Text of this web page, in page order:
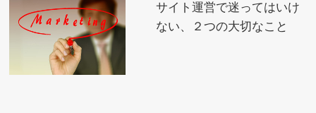
サイト運営で迷ってはいけ
ない、２つの大切なこと